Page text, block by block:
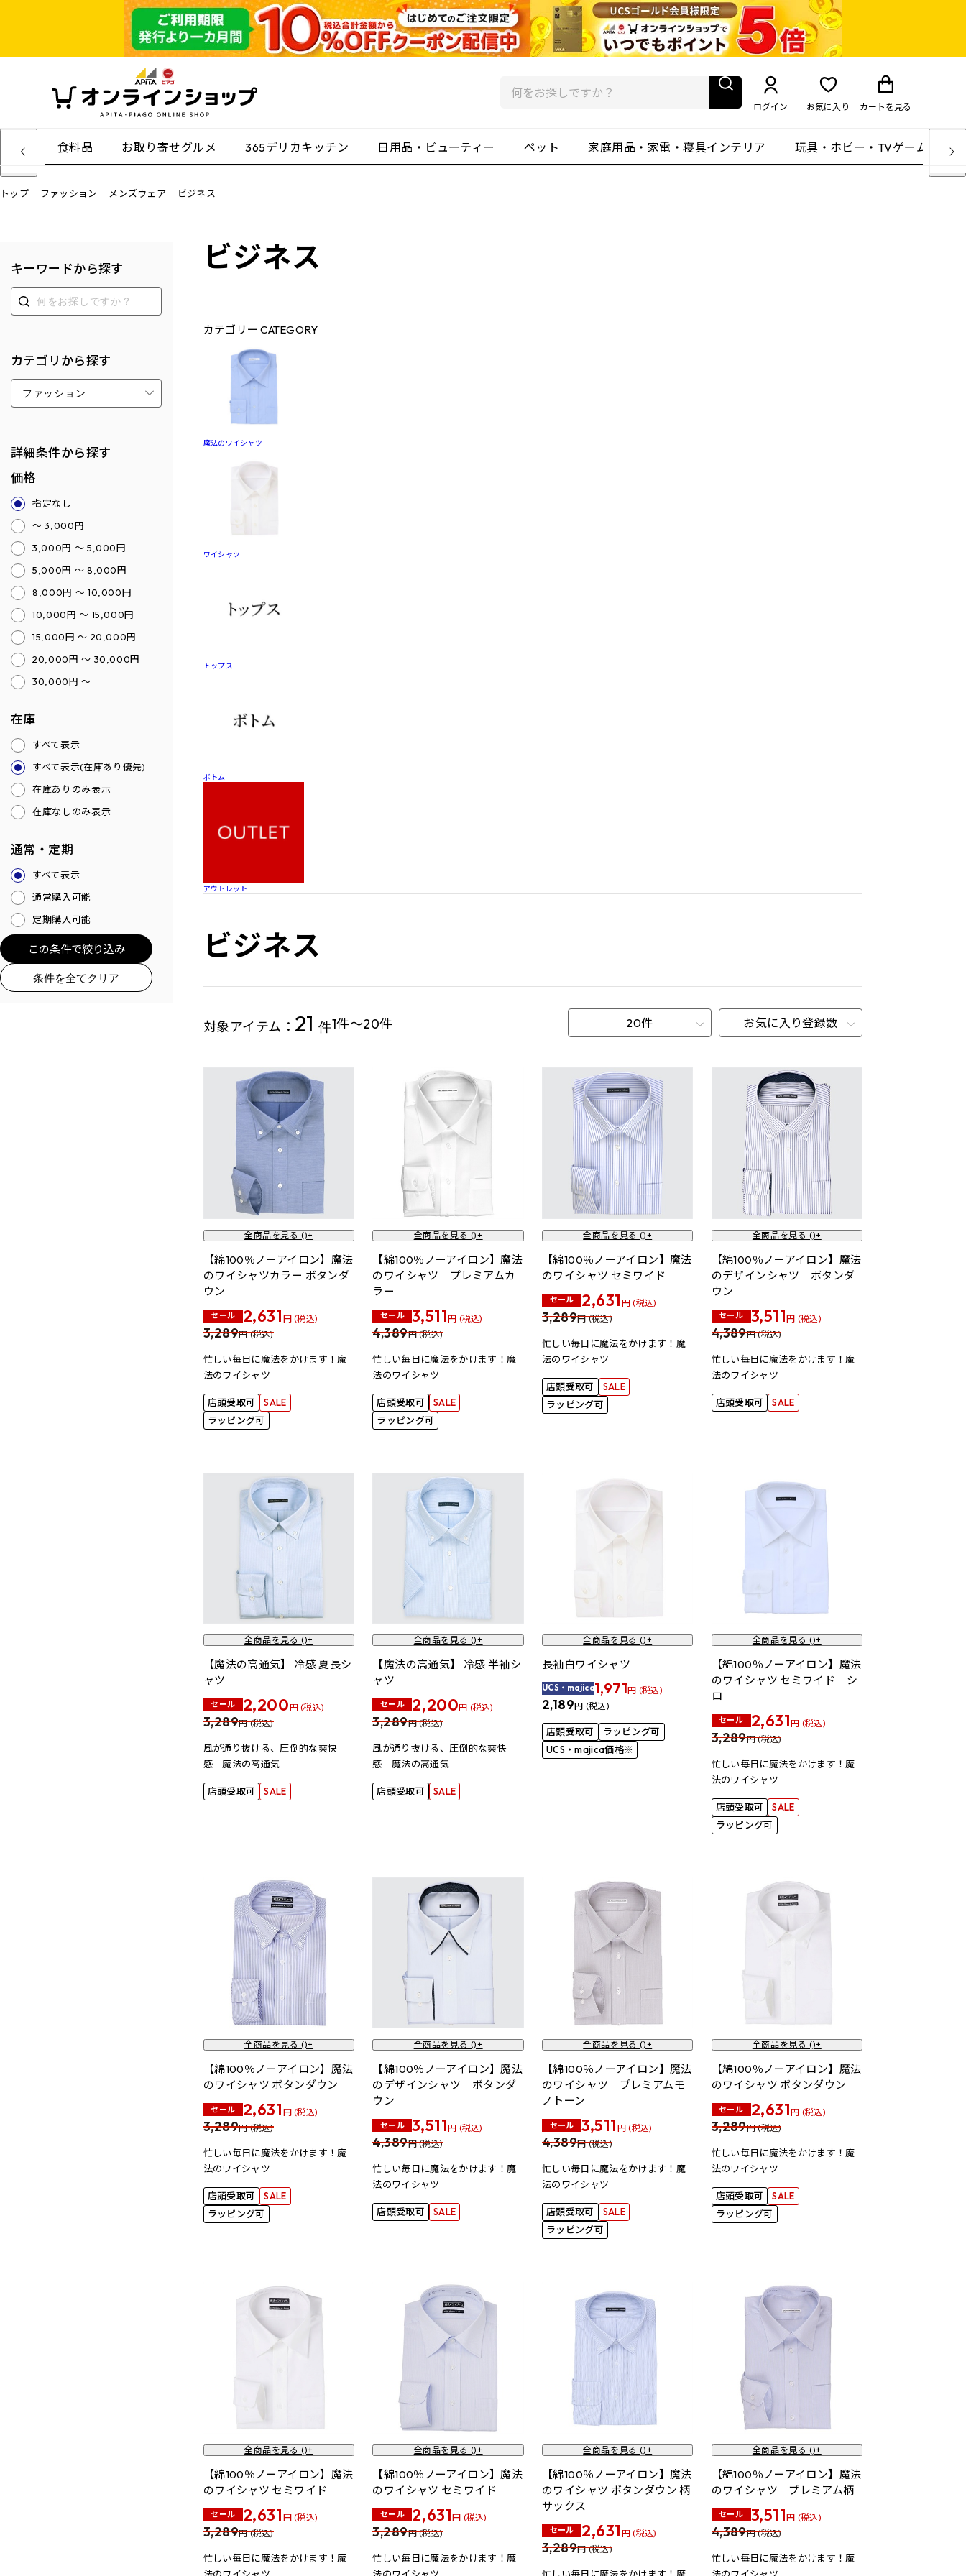
ログイン お気に入り カート を見る
食料品 お取り寄せグルメ 365デリカキッチン 日用品・ビューティー ペット 家庭用品・家電・寝具インテリア 玩具・ホビー・TVゲーム
トップ ファッション メンズウェア ビジネス
キーワードから探す
カテゴリから探す
詳細条件から探す
価格
指定なし
～ 3,000円
3,000円 ～ 5,000円
5,000円 ～ 8,000円
8,000円 ～ 10,000円
10,000円 ～ 15,000円
15,000円 ～ 20,000円
20,000円 ～ 30,000円
30,000円 ～
在庫
すべて表示
すべて表示(在庫あり優先)
在庫ありのみ表示
在庫なしのみ表示
通常・定期
すべて表示
通常購入可能
定期購入可能
この条件で絞り込み
条件を全てクリア
ビジネス
カテゴリーCATEGORY
魔法のワイシャツ
ワイシャツ
トップス
ボトム
アウトレット
ビジネス
20件 お気に入り登録数
対象アイテム： 21件1件～20件
全商品を見る ()+
【綿100％ノーアイロン】魔法
のワイシャツカラー ボタンダ
ウン
セール 2,631 円 (税込)
3,289円 (税込)
忙しい毎日に魔法をかけます！魔
法のワイシャツ
店頭受取可
SALE
ラッピング可
全商品を見る ()+
【綿100％ノーアイロン】魔法
のワイシャツ プレミアムカ
ラー
セール 3,511円 (税込)
4,389円 (税込)
忙しい毎日に魔法をかけます！魔
法のワイシャツ
店頭受取可
SALE
ラッピング可
全商品を見る ()+
【綿100％ノーアイロン】魔法
のワイシャツ セミワイド
セール 2,631 円 (税込)
3,289円 (税込)
忙しい毎日に魔法をかけます！魔
法のワイシャツ
店頭受取可
SALE
ラッピング可
全商品を見る ()+
【綿100％ノーアイロン】魔法
のデザインシャツ ボタンダ
ウン
セール 3,511円 (税込)
4,389円 (税込)
忙しい毎日に魔法をかけます！魔
法のワイシャツ
店頭受取可 SALE
全商品を見る ()+
【魔法の高通気】 冷感 夏長シ
ャツ
セール 2,200円 (税込)
3,289円 (税込)
風が通り抜ける、圧倒的な爽快
感 魔法の高通気
店頭受取可 SALE
全商品を見る ()+
【魔法の高通気】 冷感 半袖シ
ャツ
セール 2,200円 (税込)
3,289円 (税込)
風が通り抜ける、圧倒的な爽快
感 魔法の高通気
店頭受取可 SALE
全商品を見る ()+
長袖白ワイシャツ
UCS・majica1,971円 (税込)
2,189円 (税込)
店頭受取可
ラッピング可
UCS・majica価格※
全商品を見る ()+
【綿100％ノーアイロン】魔法
のワイシャツ セミワイド シ
ロ
セール 2,631円 (税込)
3,289円 (税込)
忙しい毎日に魔法をかけます！魔
法のワイシャツ
店頭受取可
SALE
ラッピング可
全商品を見る ()+
【綿100％ノーアイロン】魔法
のワイシャツ ボタンダウン
セール 2,631 円 (税込)
3,289円 (税込)
忙しい毎日に魔法をかけます！魔
法のワイシャツ
店頭受取可
SALE
ラッピング可
全商品を見る ()+
【綿100％ノーアイロン】魔法
のデザインシャツ ボタンダ
ウン
セール 3,511円 (税込)
4,389円 (税込)
忙しい毎日に魔法をかけます！魔
法のワイシャツ
店頭受取可 SALE
全商品を見る ()+
【綿100％ノーアイロン】魔法
のワイシャツ プレミアムモ
ノトーン
セール 3,511 円 (税込)
4,389円 (税込)
忙しい毎日に魔法をかけます！魔
法のワイシャツ
店頭受取可
SALE
ラッピング可
全商品を見る ()+
【綿100％ノーアイロン】魔法
のワイシャツ ボタンダウン
セール 2,631円 (税込)
3,289円 (税込)
忙しい毎日に魔法をかけます！魔
法のワイシャツ
店頭受取可
SALE
ラッピング可
全商品を見る ()+
【綿100％ノーアイロン】魔法
のワイシャツ セミワイド
セール 2,631 円 (税込)
3,289円 (税込)
忙しい毎日に魔法をかけます！魔
法のワイシャツ
全商品を見る ()+
【綿100％ノーアイロン】魔法
のワイシャツ セミワイド
セール 2,631円 (税込)
3,289円 (税込)
忙しい毎日に魔法をかけます！魔
法のワイシャツ
全商品を見る ()+
【綿100％ノーアイロン】魔法
のワイシャツ ボタンダウン 柄
サックス
セール 2,631 円 (税込)
3,289円 (税込)
忙しい毎日に魔法をかけます！魔
全商品を見る ()+
【綿100％ノーアイロン】魔法
のワイシャツ プレミアム柄
セール 3,511円 (税込)
4,389円 (税込)
忙しい毎日に魔法をかけます！魔
法のワイシャツ